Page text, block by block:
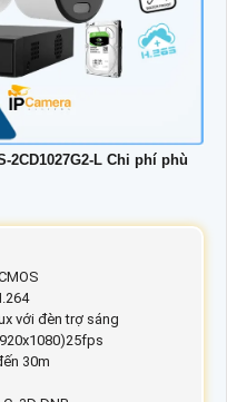
2CD1027G2-L Chi phí phù
với đèn trợ sáng
30m